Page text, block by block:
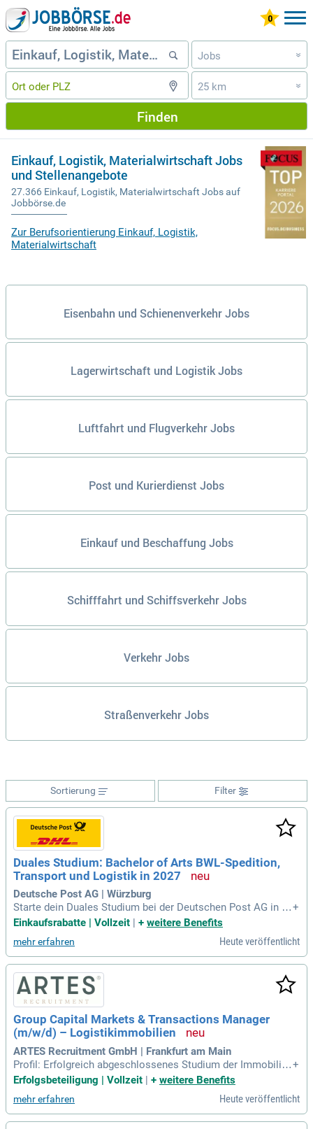
Jobs »
25 km »
Finden
Einkauf, Logistik, Materialwirtschaft Jobs
und Stellenangebote
27.366 Einkauf, Logistik, Materialwirtschaft Jobs auf
Jobbörse.de
Zur Berufsorientierung Einkauf, Logistik,
Materialwirtschaft
Eisenbahn und Schienenverkehr Jobs
Lagerwirtschaft und Logistik Jobs
Luftfahrt und Flugverkehr Jobs
Post und Kurierdienst Jobs
Einkauf und Beschaffung Jobs
Schifffahrt und Schiffsverkehr Jobs
Verkehr Jobs
Straßenverkehr Jobs
Filter
Sortierung
Duales Studium: Bachelor of Arts BWL-Spedition,
Transport und Logistik in 2027
Deutsche Post AG | Würzburg
Starte dein Duales Studium bei der Deutschen Post AG in W
ürzburg und der DHBW Mannheim im Bachelor of Arts BWL-
Studium, in dem Theorie und praktische Arbeit abwechseln.
Im Laufe von drei Jahren erhältst du umfassende Einblicke i
n die verschiedenen Abteilungen. Du optimierst Fahrten, ers
tellst Einsatzpläne und koordinierst den Fuhrparkeinsatz. Un
sere Niederlassung bietet dir die Möglichkeit, von Anfang a
n Verantwortung zu übernehmen. Alle Infos zu deinem Studi
um findest du auf http://www.dhbw-mannheim. Sichere dir je
tzt deinen Studienplatz!
+
Einkaufsrabatte | Vollzeit
+ weitere Benefits
mehr erfahren Heute veröffentlicht
Group Capital Markets & Transactions Manager
(m/w/d) – Logistikimmobilien
ARTES Recruitment GmbH | Frankfurt am Main
Profil: Erfolgreich abgeschlossenes Studium der Immobilien
wirtschaft, Betriebswirtschaft, Finance oder eine vergleichb
are Qualifikation; Mehrjährige Berufserfahrung im Bereich C
apital Markets, Investment oder Transaction Management
mit Fokus auf Gewerbe
+
Erfolgsbeteiligung | Vollzeit | + weitere Benefits
mehr erfahren Heute veröffentlicht